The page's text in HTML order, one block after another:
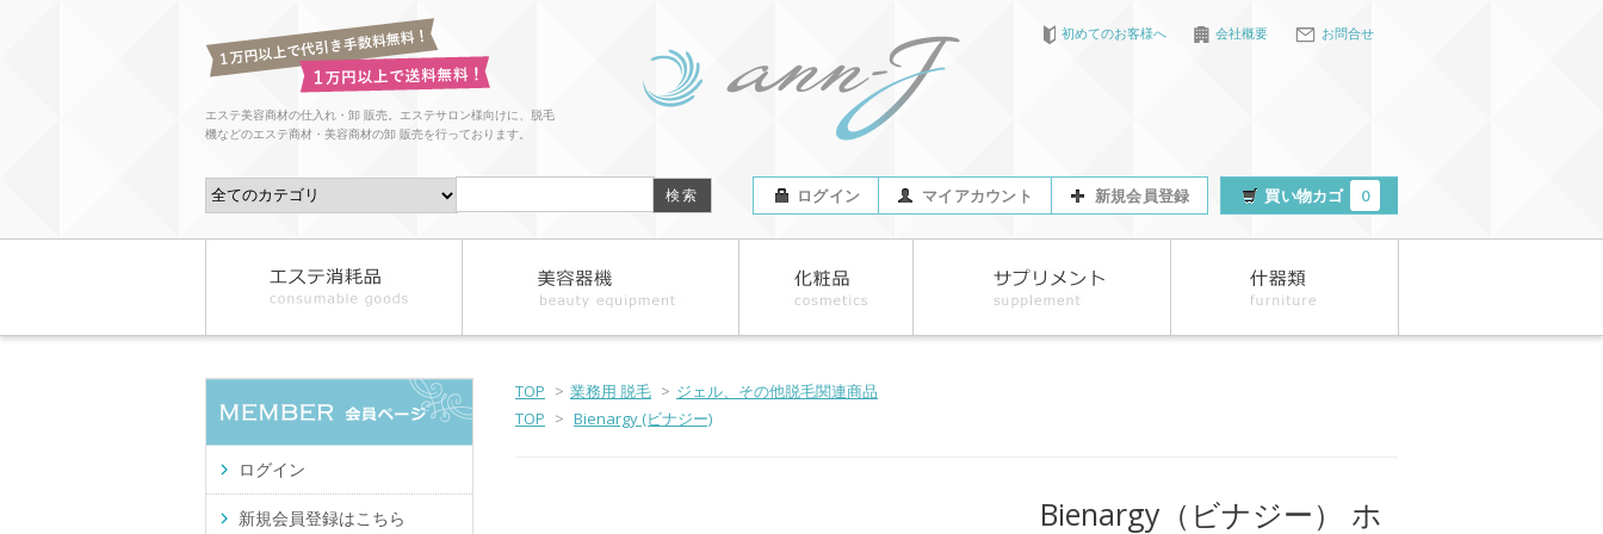
エステ美容商材の仕入れ・卸 販売。エステサロン様向けに、脱毛
機などのエステ商材・美容商材の卸 販売を行っております。
初めてのお客様へ 会社概要 お問合せ
ログイン マイアカウント 新規会員登録 買い物カゴ 0
TOP > 業務用 脱毛 > ジェル、その他脱毛関連商品
TOP > Bienargy (ビナジー)
Bienargy（ビナジー） ホ
ログイン
新規会員登録はこちら